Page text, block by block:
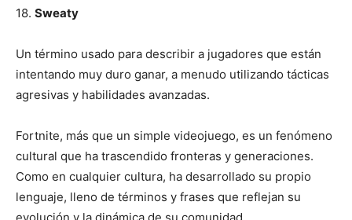
18. Sweaty
Un término usado para describir a jugadores que están
intentando muy duro ganar, a menudo utilizando tácticas
agresivas y habilidades avanzadas.
Fortnite, más que un simple videojuego, es un fenómeno
cultural que ha trascendido fronteras y generaciones.
Como en cualquier cultura, ha desarrollado su propio
lenguaje, lleno de términos y frases que reflejan su